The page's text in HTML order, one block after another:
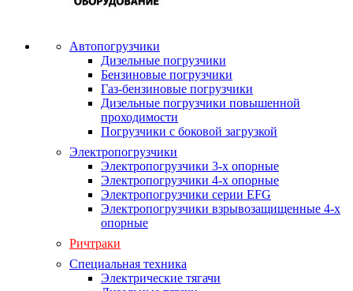
Автопогрузчики
Дизельные погрузчики
Бензиновые погрузчики
Газ-бензиновые погрузчики
Дизельные погрузчики повышенной
проходимости
Погрузчики с боковой загрузкой
Электропогрузчики
Электропогрузчики 3-х опорные
Электропогрузчики 4-х опорные
Электропогрузчики серии EFG
Электропогрузчики взрывозащищенные 4-х
опорные
Ричтраки
Специальная техника
Электрические тягачи